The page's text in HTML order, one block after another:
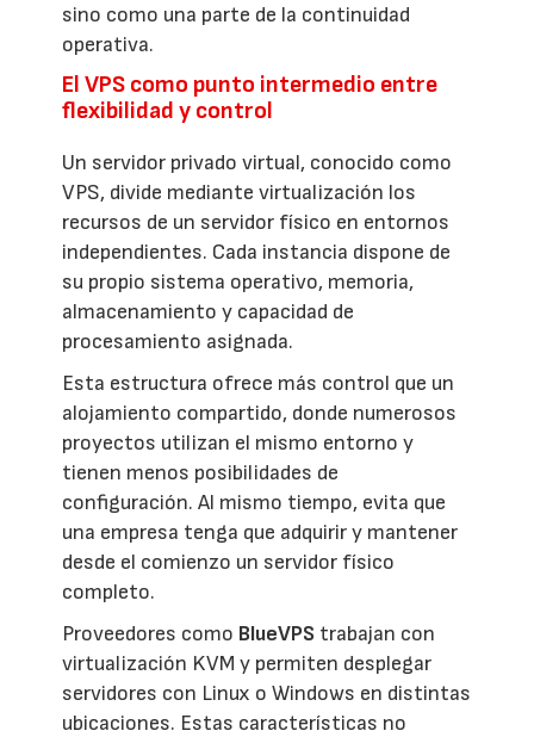
sino como una parte de la continuidad
operativa.
El VPS como punto intermedio entre
flexibilidad y control
Un servidor privado virtual, conocido como
VPS, divide mediante virtualización los
recursos de un servidor físico en entornos
independientes. Cada instancia dispone de
su propio sistema operativo, memoria,
almacenamiento y capacidad de
procesamiento asignada.
Esta estructura ofrece más control que un
alojamiento compartido, donde numerosos
proyectos utilizan el mismo entorno y
tienen menos posibilidades de
configuración. Al mismo tiempo, evita que
una empresa tenga que adquirir y mantener
desde el comienzo un servidor físico
completo.
Proveedores como BlueVPS trabajan con
virtualización KVM y permiten desplegar
servidores con Linux o Windows en distintas
ubicaciones. Estas características no